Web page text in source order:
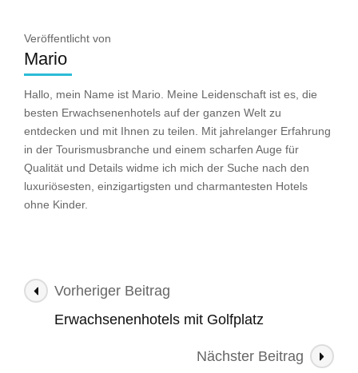
Veröffentlicht von
Mario
Hallo, mein Name ist Mario. Meine Leidenschaft ist es, die
besten Erwachsenenhotels auf der ganzen Welt zu
entdecken und mit Ihnen zu teilen. Mit jahrelanger Erfahrung
in der Tourismusbranche und einem scharfen Auge für
Qualität und Details widme ich mich der Suche nach den
luxuriösesten, einzigartigsten und charmantesten Hotels
ohne Kinder.
Beitragsnavigation
Vorheriger Beitrag
Erwachsenenhotels mit Golfplatz
Nächster Beitrag